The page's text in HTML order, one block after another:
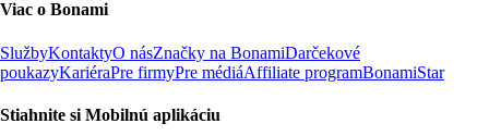
Viac o Bonami
SlužbyKontaktyO násZnačky na BonamiDarčekové
poukazyKariéraPre firmyPre médiáAffiliate programBonamiStar
Stiahnite si Mobilnú aplikáciu